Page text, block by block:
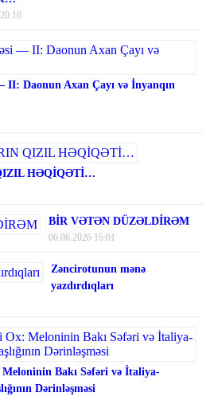
II: Daonun Axan Çayı və İnyanqın
HƏQİQƏTİ…
BİR VƏTƏN DÜZƏLDİRƏM
06.06.2026 16:01
Zəncirotunun mənə
yazdırdıqları
Bakı Səfəri və İtaliya-
Dərinləşməsi